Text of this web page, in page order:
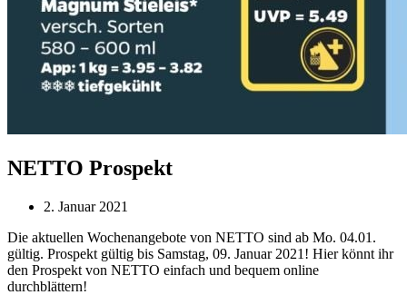
NETTO Prospekt
2. Januar 2021
Die aktuellen Wochenangebote von NETTO sind ab Mo. 04.01.
gültig. Prospekt gültig bis Samstag, 09. Januar 2021! Hier könnt ihr
den Prospekt von NETTO einfach und bequem online
durchblättern!